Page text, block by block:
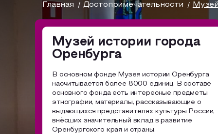
О РЕГИОНЕ
О регионе
Фотобанк
Бузулук и Бузулукский район
Соль-Илецкий район
Саракташский район
МОЙ МАРШРУТ
Маршруты от туроператоров
Промышленный туризм
Пешеходный туризм
ГДЕ ОСТАНОВИТЬСЯ
Главная Достопримечательности
Музей истории города
Оренбурга
В основном фонде Музея истории Оренбурга
насчитывается более 8000 единиц. В составе
основного фонда есть интересные предметы
этнографии, материалы, рассказывающие о
выдающихся представителях культуры России,
внёсших значительный вклад в развитие
Оренбургского края и страны.